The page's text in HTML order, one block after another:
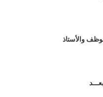
والأستاذ